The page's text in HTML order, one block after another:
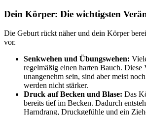
Dein Körper: Die wichtigsten
Die Geburt rückt näher und dein Körper
vor.
Senkwehen und Übungswehen:
regelmäßig einen harten Bauch. Diese
unangenehm sein, sind aber meist
werden nicht stärker.
Druck auf Becken und Blase: Das
bereits tief im Becken. Dadurch
Harndrang, Druckgefühle und ein